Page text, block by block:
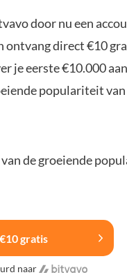
door nu een
ontvang direct €10
je eerste €10.000
populariteit
de groeiende
gratis
naar